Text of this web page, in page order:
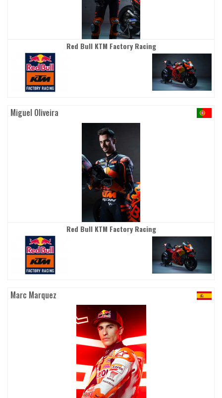
Red Bull KTM Factory Racing
Miguel Oliveira
Red Bull KTM Factory Racing
Marc Marquez